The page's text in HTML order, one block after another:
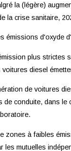
la (légère)
la crise sanitaire,
émissions d'oxyde
plus strictes
voitures diesel
de voitures
de conduite, dans
zones à faibles
les mutuelles